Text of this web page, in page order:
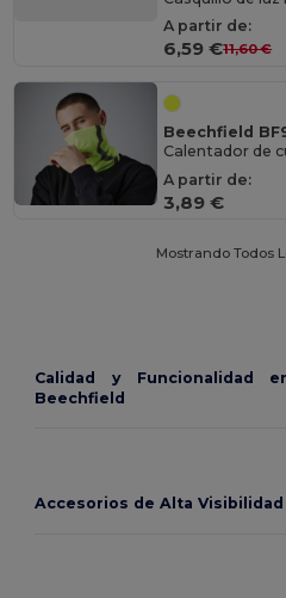
A partir de:
6,59 €11,60 €
Beechfield
A partir de:
3,89 €
Mostrando Todos
Calidad y Funcionalidad
Beechfield
Accesorios de Alta Visibilidad